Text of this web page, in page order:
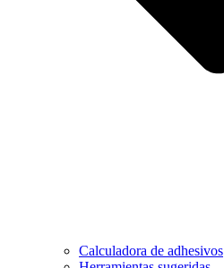
Calculadora de adhesivos